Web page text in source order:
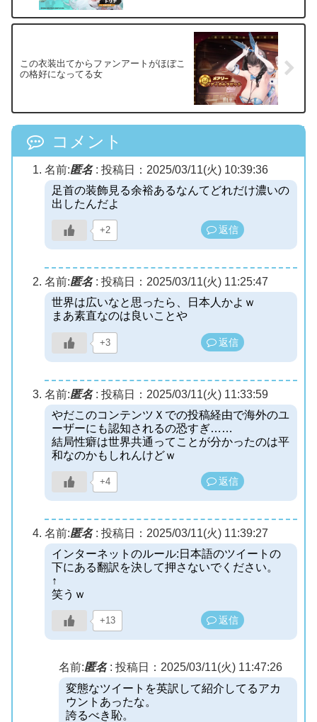
この衣装出てからファンアートがほぼこ
の格好になってる女
コメント
名前:匿名: 投稿日：2025/03/11(火) 10:39:36
足首の装飾見る余裕あるなんてどれだけ濃いの
出したんだよ
+2 返信
名前:匿名: 投稿日：2025/03/11(火) 11:25:47
世界は広いなと思ったら、日本人かよｗ
まあ素直なのは良いことや
+3 返信
名前:匿名: 投稿日：2025/03/11(火) 11:33:59
やだこのコンテンツＸでの投稿経由で海外のユ
ーザーにも認知されるの恐すぎ……
結局性癖は世界共通ってことが分かったのは平
和なのかもしれんけどｗ
+4 返信
名前:匿名: 投稿日：2025/03/11(火) 11:39:27
インターネットのルール:日本語のツイートの
下にある翻訳を決して押さないでください。
↑
笑うｗ
+13 返信
名前:匿名: 投稿日：2025/03/11(火) 11:47:26
変態なツイートを英訳して紹介してるアカ
ウントあったな。
誇るべき恥。